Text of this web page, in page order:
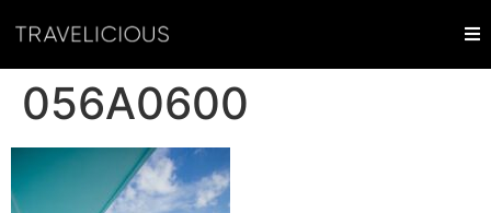
056A0600